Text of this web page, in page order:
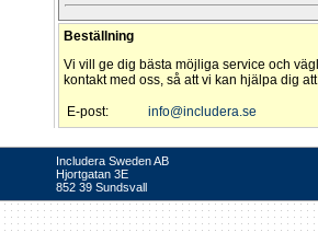
Beställning
Vi vill ge dig bästa möjliga service och
kontakt med oss, så att vi kan hjälpa dig
E-post: info@includera.se
Includera Sweden AB
Hjortgatan 3E
852 39 Sundsvall